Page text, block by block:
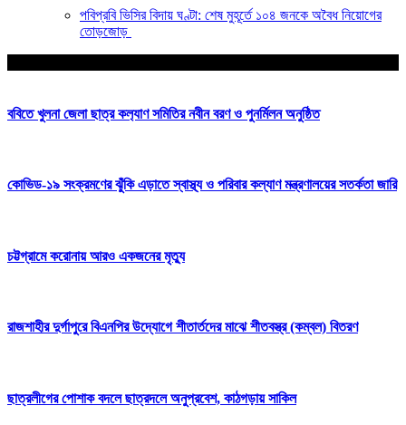
পবিপ্রবি ভিসির বিদায় ঘণ্টা: শেষ মুহূর্তে ১০৪ জনকে অবৈধ নিয়োগের
তোড়জোড়
ববিতে খুলনা জেলা ছাত্র কল‍্যাণ সমিতির নবীন বরণ ও পুনর্মিলন অনুষ্ঠিত
কোভিড-১৯ সংক্রমণের ঝুঁকি এড়াতে স্বাস্থ্য ও পরিবার কল্যাণ মন্ত্রণালয়ের সতর্কতা জারি
চট্টগ্রামে করোনায় আরও একজনের মৃত্যু
রাজশাহীর দুর্গাপুরে বিএনপির উদ্যোগে শীতার্তদের মাঝে শীতবস্ত্র (কম্বল) বিতরণ
ছাত্রলীগের পোশাক বদলে ছাত্রদলে অনুপ্রবেশ, কাঠগড়ায় সাকিল